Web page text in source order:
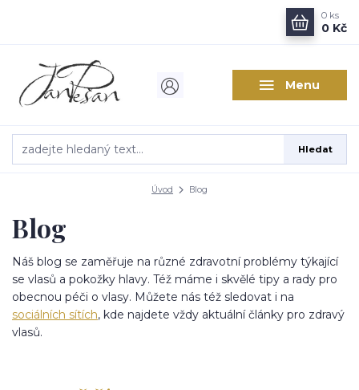
Menu
Hledat
0 ks
0 Kč
Úvod Blog
Blog
Náš blog se zaměřuje na různé zdravotní problémy týkající
se vlasů a pokožky hlavy. Též máme i skvělé tipy a rady pro
obecnou péči o vlasy. Můžete nás též sledovat i na
sociálních sítích, kde najdete vždy aktuální články pro zdravý
vlasů.